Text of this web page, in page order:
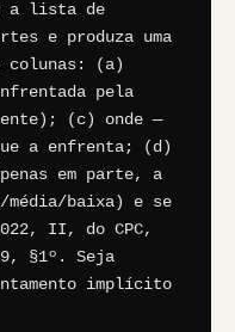
a lista de
e produza uma
as colunas: (a)
pela
(c) onde —
a enfrenta; (d)
em parte, a
média/baixa) e se
II, do CPC,
§1º. Seja
implícito